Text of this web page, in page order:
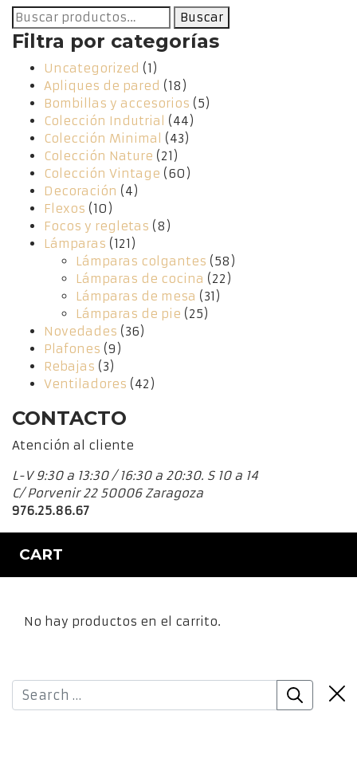
Buscar
por:
Buscar
Filtra por categorías
Uncategorized (1)
Apliques de pared (18)
Bombillas y accesorios (5)
Colección Indutrial (44)
Colección Minimal (43)
Colección Nature (21)
Colección Vintage (60)
Decoración (4)
Flexos (10)
Focos y regletas (8)
Lámparas (121)
Lámparas colgantes (58)
Lámparas de cocina (22)
Lámparas de mesa (31)
Lámparas de pie (25)
Novedades (36)
Plafones (9)
Rebajas (3)
Ventiladores (42)
CONTACTO
Atención al cliente
L-V 9:30 a 13:30 / 16:30 a 20:30. S 10 a 14
C/ Porvenir 22 50006 Zaragoza
976.25.86.67
CART
No hay productos en el carrito.
Search